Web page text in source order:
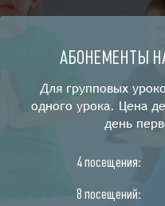
АБОНЕМЕНТЫ
Для групповых
одного урока. Цена
день
4 посещения:
8 посещений: